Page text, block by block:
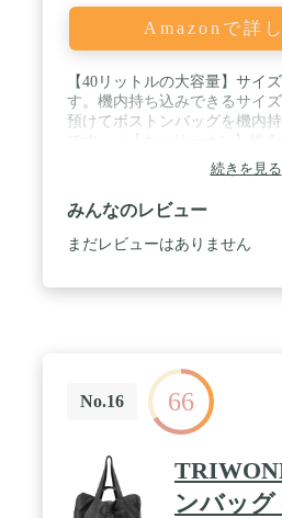
Amazonで詳
【40リットルの大容量】サイ
す。機内持ち込みできるサイ
預けてボストンバッグを機内
取りつけられるトロリーカバ
スの上に乗せて持ち運ぶでき
ときには、キャリーオンバッ
ます。 / 【折りたたむ】コンパ
帯性が高く予備用のサブバッ
越しバッグ、キャンプ時のア
フバッグ、ジムバッグ等様々
続きを見る
みんなのレビュー
まだレビューはありません
No.16 66
ンバッ